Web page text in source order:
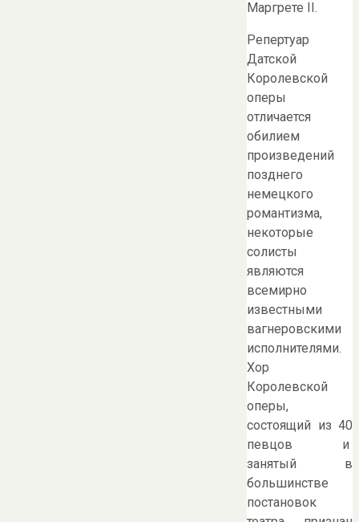
Маргрете II.
Репертуар
Датской
Королевской
оперы
отличается
обилием
произведений
позднего
немецкого
романтизма,
некоторые
солисты
являются
всемирно
известными
вагнеровскими
исполнителями.
Хор
Королевской
оперы,
состоящий из 40
певцов и
занятый в
большинстве
постановок